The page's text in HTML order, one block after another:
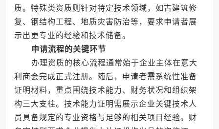
质。特殊类资质则针对特定技术领域，如古建筑修
复、钢结构工程、地质灾害防治等，要求申请者展
示出更专业的经验和技术储备。
申请流程的关键环节
办理资质的核心流程通常始于企业主体在意大
利商会完成正式注册。随后，申请者需系统性准备
证明材料，重点围绕技术能力、财务状况和组织架
构三大支柱。技术能力证明需展示企业关键技术人
员具备规定的专业资格与足够的相关项目经验。财